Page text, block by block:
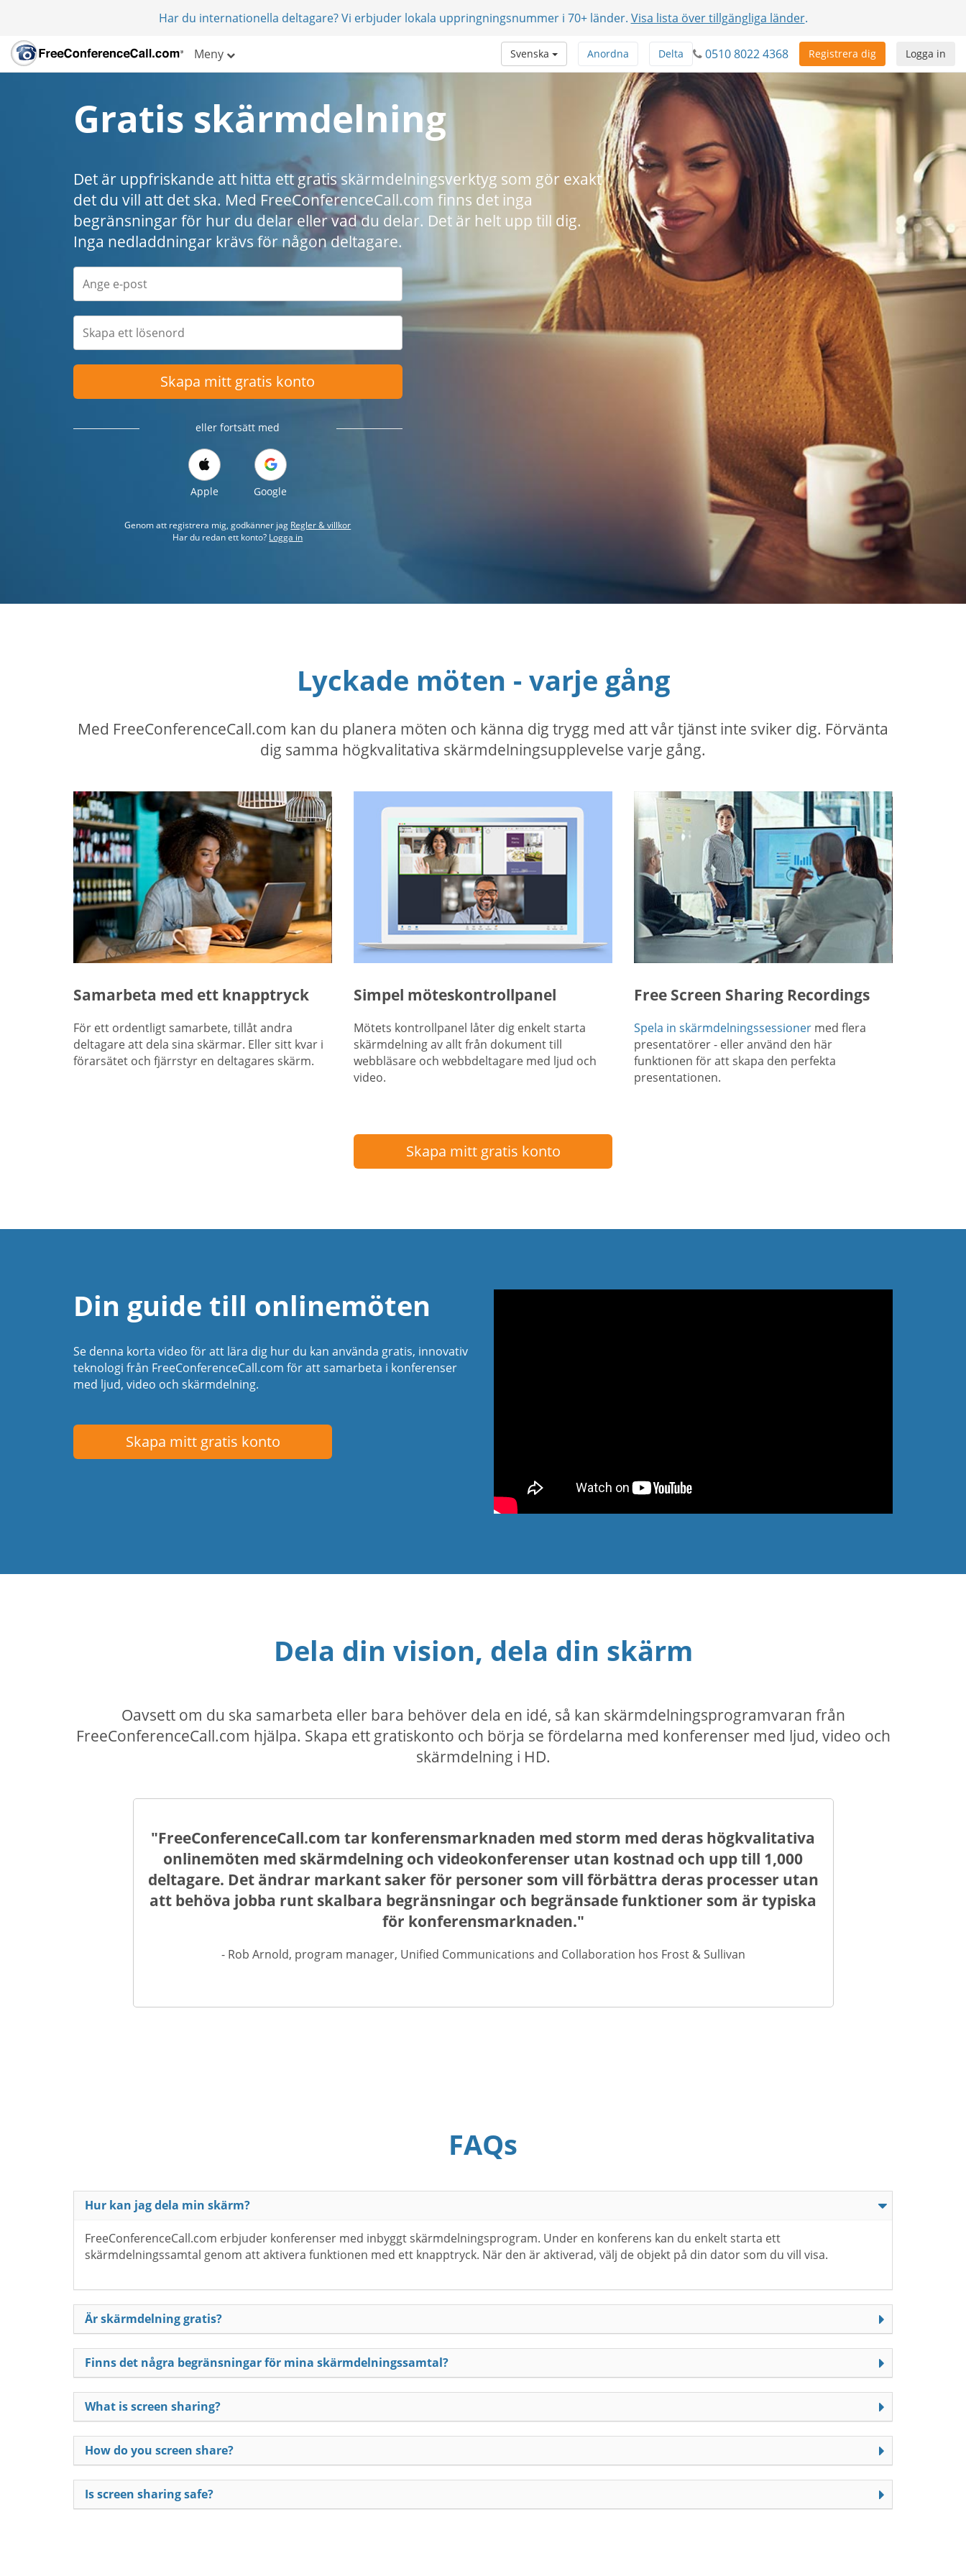
Har du internationella deltagare? Vi erbjuder lokala uppringningsnummer i 70+ länder. Visa lista över tillgängliga länder.
Meny Logga in
Registrera dig
0510 8022 4368
Delta
Anordna
Svenska
Gratis skärmdelning
Det är uppfriskande att hitta ett gratis skärmdelningsverktyg som gör exakt
det du vill att det ska. Med FreeConferenceCall.com finns det inga
begränsningar för hur du delar eller vad du delar. Det är helt upp till dig.
Inga nedladdningar krävs för någon deltagare.
Skapa mitt gratis konto
eller fortsätt med
Apple Google
Genom att registrera mig, godkänner jag Regler & villkor
Har du redan ett konto? Logga in
Lyckade möten - varje gång
Med FreeConferenceCall.com kan du planera möten och känna dig trygg med att vår tjänst inte sviker dig. Förvänta
dig samma högkvalitativa skärmdelningsupplevelse varje gång.
Samarbeta med ett knapptryck
För ett ordentligt samarbete, tillåt andra
deltagare att dela sina skärmar. Eller sitt kvar i
förarsätet och fjärrstyr en deltagares skärm.
Simpel möteskontrollpanel
Mötets kontrollpanel låter dig enkelt starta
skärmdelning av allt från dokument till
webbläsare och webbdeltagare med ljud och
video.
Free Screen Sharing Recordings
Spela in skärmdelningssessioner med flera
presentatörer - eller använd den här
funktionen för att skapa den perfekta
presentationen.
Skapa mitt gratis konto
Din guide till onlinemöten
Se denna korta video för att lära dig hur du kan använda gratis, innovativ
teknologi från FreeConferenceCall.com för att samarbeta i konferenser
med ljud, video och skärmdelning.
Skapa mitt gratis konto
Dela din vision, dela din skärm
Oavsett om du ska samarbeta eller bara behöver dela en idé, så kan skärmdelningsprogramvaran från
FreeConferenceCall.com hjälpa. Skapa ett gratiskonto och börja se fördelarna med konferenser med ljud, video och
skärmdelning i HD.
"FreeConferenceCall.com tar konferensmarknaden med storm med deras högkvalitativa
onlinemöten med skärmdelning och videokonferenser utan kostnad och upp till 1,000
deltagare. Det ändrar markant saker för personer som vill förbättra deras processer utan
att behöva jobba runt skalbara begränsningar och begränsade funktioner som är typiska
för konferensmarknaden."
- Rob Arnold, program manager, Unified Communications and Collaboration hos Frost & Sullivan
FAQs
Hur kan jag dela min skärm?
FreeConferenceCall.com erbjuder konferenser med inbyggt skärmdelningsprogram. Under en konferens kan du enkelt starta ett
skärmdelningssamtal genom att aktivera funktionen med ett knapptryck. När den är aktiverad, välj de objekt på din dator som du vill visa.
Är skärmdelning gratis?
Finns det några begränsningar för mina skärmdelningssamtal?
What is screen sharing?
How do you screen share?
Is screen sharing safe?